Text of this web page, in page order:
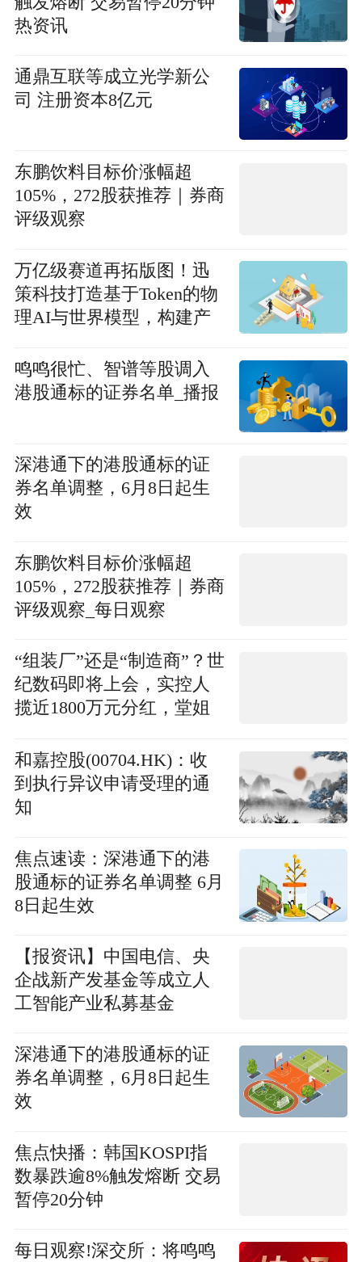
热资讯
通鼎互联等成立光学新公
司 注册资本8亿元
东鹏饮料目标价涨幅超
105%，272股获推荐｜券商
评级观察
万亿级赛道再拓版图！迅
策科技打造基于Token的物
理AI与世界模型，构建产
鸣鸣很忙、智谱等股调入
港股通标的证券名单_播报
深港通下的港股通标的证
券名单调整，6月8日起生
效
东鹏饮料目标价涨幅超
105%，272股获推荐｜券商
评级观察_每日观察
“组装厂”还是“制造商”？世
纪数码即将上会，实控人
揽近1800万元分红，堂姐
和嘉控股(00704.HK)：收
到执行异议申请受理的通
知
焦点速读：深港通下的港
股通标的证券名单调整 6月
8日起生效
【报资讯】中国电信、央
企战新产发基金等成立人
工智能产业私募基金
深港通下的港股通标的证
券名单调整，6月8日起生
效
焦点快播：韩国KOSPI指
数暴跌逾8%触发熔断 交易
暂停20分钟
每日观察!深交所：将鸣鸣